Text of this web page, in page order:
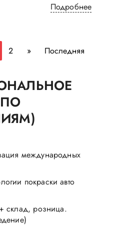
Подробнее
2 » Последняя
международных
покраски авто
склад, розница.